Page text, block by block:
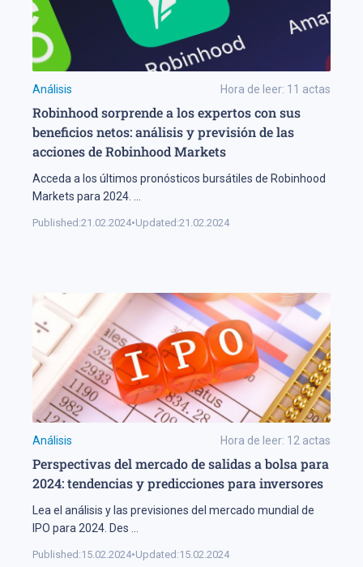
Análisis Hora de leer: 11 actas
Robinhood sorprende a los expertos con sus
beneficios netos: análisis y previsión de las
acciones de Robinhood Markets
Acceda a los últimos pronósticos bursátiles de Robinhood
Markets para 2024.
Published:21.02.2024•Updated:21.02.2024
Análisis Hora de leer: 12 actas
Perspectivas del mercado de salidas a bolsa para
2024: tendencias y predicciones para inversores
Lea el análisis y las previsiones del mercado mundial de
IPO para 2024. Des
Published:15.02.2024•Updated:15.02.2024